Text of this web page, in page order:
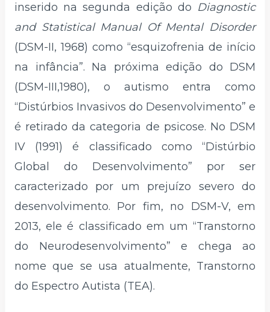
inserido na segunda edição do Diagnostic
and Statistical Manual Of Mental Disorder
(DSM-II, 1968) como “esquizofrenia de início
na infância”. Na próxima edição do DSM
(DSM-III,1980), o autismo entra como
“Distúrbios Invasivos do Desenvolvimento” e
é retirado da categoria de psicose. No DSM
IV (1991) é classificado como “Distúrbio
Global do Desenvolvimento” por ser
caracterizado por um prejuízo severo do
desenvolvimento. Por fim, no DSM-V, em
2013, ele é classificado em um “Transtorno
do Neurodesenvolvimento” e chega ao
nome que se usa atualmente, Transtorno
do Espectro Autista (TEA).